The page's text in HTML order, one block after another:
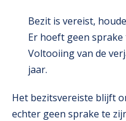
Bezit is vereist,
Er hoeft geen
Voltooiing van de
jaar.
Het bezitsvereiste blijft
echter geen sprake te